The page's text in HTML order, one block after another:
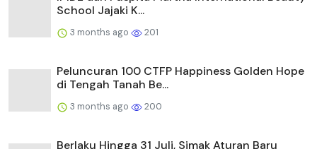
School Jajaki K...
3 months ago 201
Peluncuran 100 CTFP Happiness Golden Hope
di Tengah Tanah Be...
3 months ago 200
Berlaku Hingga 31 Juli, Simak Aturan Baru